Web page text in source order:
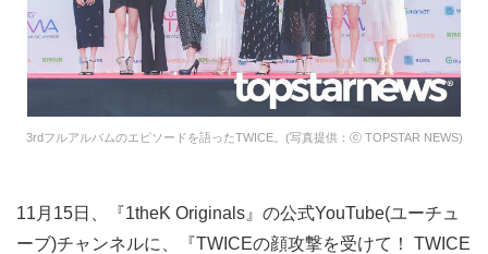
3rdフルアルバムのエピソードを語ったTWICE。(写真提供：ⓒ TOPSTAR NEWS)
11月15日、『1theK Originals』の公式YouTube(ユーチュ
ーブ)チャンネルに、『TWICEの顔攻撃を受けて！ TWICE